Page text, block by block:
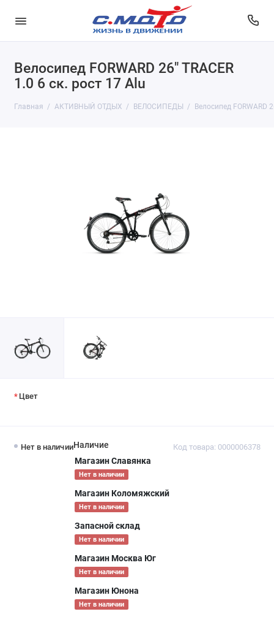
Велосипед FORWARD 26" TRACER
1.0 6 ск. рост 17 Alu
Главная АКТИВНЫЙ ОТДЫХ ВЕЛОСИПЕДЫ Велосипед FORWARD
Нет в наличии Код товара: 0000006378
Наличие
Магазин Славянка
Нет в наличии
Магазин Коломяжский
Нет в наличии
Запасной склад
Нет в наличии
Магазин Москва Юг
Нет в наличии
Магазин Юнона
Нет в наличии
Цвет